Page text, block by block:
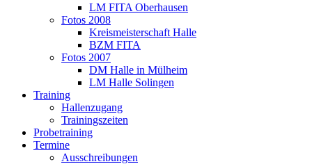
LM FITA Oberhausen
Fotos 2008
Kreismeisterschaft Halle
BZM FITA
Fotos 2007
DM Halle in Mülheim
LM Halle Solingen
Training
Hallenzugang
Trainingszeiten
Probetraining
Termine
Ausschreibungen